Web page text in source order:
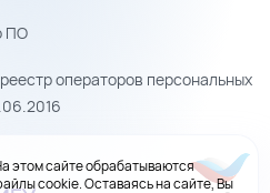
ПО
операторов персональных
этом сайте обрабатываются
cookie. Оставаясь на сайте, Вы